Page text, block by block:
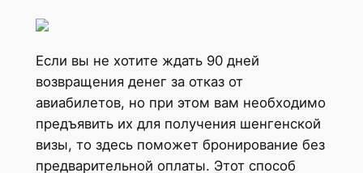
Если вы не хотите ждать 90 дней
возвращения денег за отказ от
авиабилетов, но при этом вам необходимо
предъявить их для получения шенгенской
визы, то здесь поможет бронирование без
предварительной оплаты. Этот способ